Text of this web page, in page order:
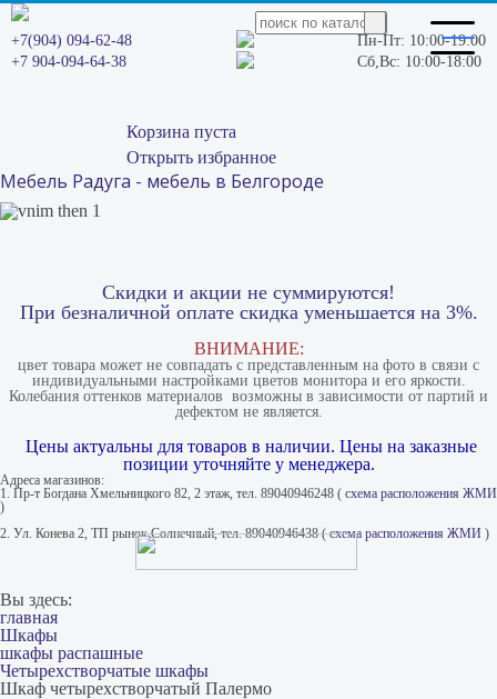
+7(904) 094-62-48
+7 904-094-64-38
Пн-Пт: 10:00-19:00
Сб,Вс: 10:00-18:00
Корзина пуста
Открыть избранное
Мебель Радуга - мебель в Белгороде
Скидки и акции не суммируются!
При безналичной оплате скидка уменьшается на 3%.
ВНИМАНИЕ:
цвет товара может не совпадать с представленным на фото в связи с
индивидуальными настройками цветов монитора и его яркости.
Колебания оттенков материалов​ ​ возможны в зависимости от партий и
дефектом не является.
Цены актуальны для товаров в наличии. Цены на заказные
позиции уточняйте у менеджера.
Адреса магазинов:
1. Пр-т Богдана Хмельницкого 82, 2 этаж, тел. 89040946248 ( схема расположения ЖМИ
)
2. Ул. Конева 2, ТП рынок Солнечный, тел. 89040946438 (схема расположения ЖМИ )
Вы здесь:
главная
Шкафы
шкафы распашные
Четырехстворчатые шкафы
Шкаф четырехстворчатый Палермо